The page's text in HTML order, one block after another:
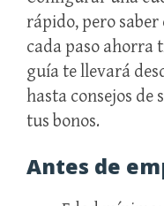
rápido, pero
cada paso ahorra
guía te llevará
hasta consejos de
tus bonos.
Antes de